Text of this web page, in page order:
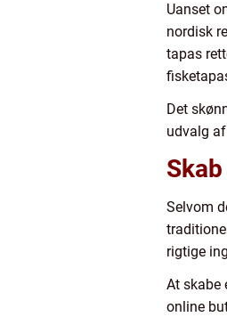
Uanset
nordisk
tapas
Det
udvalg
Selvom
rigtige
At skabe
online